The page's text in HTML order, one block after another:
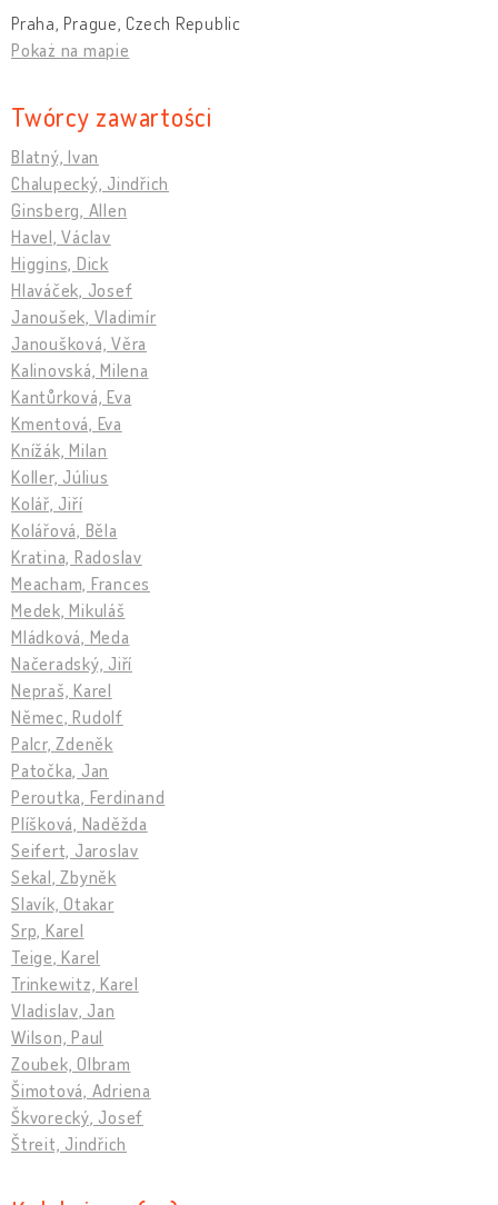
Praha, Prague, Czech Republic
Pokaż na mapie
Twórcy zawartości
Blatný, Ivan
Chalupecký, Jindřich
Ginsberg, Allen
Havel, Václav
Higgins, Dick
Hlaváček, Josef
Janoušek, Vladimír
Janoušková, Věra
Kalinovská, Milena
Kantůrková, Eva
Kmentová, Eva
Knížák, Milan
Koller, Július
Kolář, Jiří
Kolářová, Běla
Kratina, Radoslav
Meacham, Frances
Medek, Mikuláš
Mládková, Meda
Načeradský, Jiří
Nepraš, Karel
Němec, Rudolf
Palcr, Zdeněk
Patočka, Jan
Peroutka, Ferdinand
Plíšková, Naděžda
Seifert, Jaroslav
Sekal, Zbyněk
Slavík, Otakar
Srp, Karel
Teige, Karel
Trinkewitz, Karel
Vladislav, Jan
Wilson, Paul
Zoubek, Olbram
Šimotová, Adriena
Škvorecký, Josef
Štreit, Jindřich